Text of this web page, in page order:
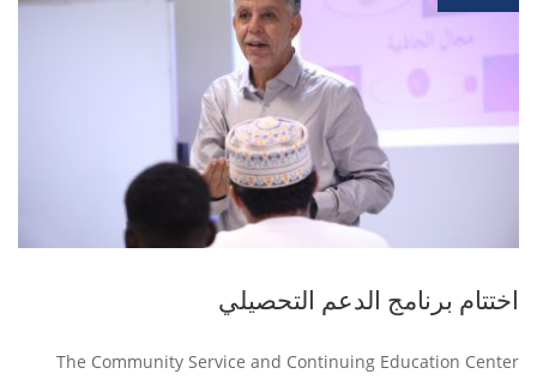
اختتام برنامج الدعم التحصيلي
The Community Service and Continuing Education Center